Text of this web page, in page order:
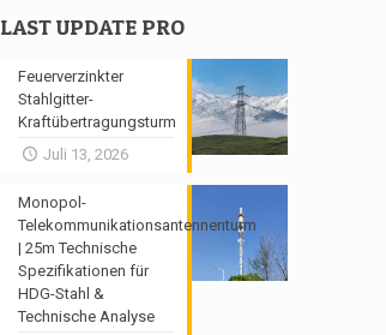
LAST UPDATE PRO
Feuerverzinkter
Stahlgitter-
Kraftübertragungsturm
Juli 13, 2026
Monopol-
Telekommunikationsantennenturm
| 25m Technische
Spezifikationen für
HDG-Stahl &
Technische Analyse